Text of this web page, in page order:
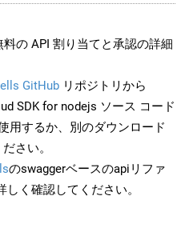
の API 割り当てと承認の詳細
GitHub リポジトリから
SDK for nodejs ソース コード
用するか、別のダウンロード
さい。
のswaggerベースのapiリファ
く確認してください。